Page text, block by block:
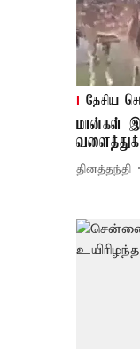
தேசிய
மான்கள்
தினத்தந்தி